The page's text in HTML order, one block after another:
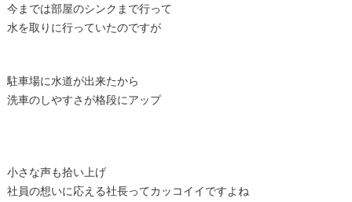
今までは部屋のシンクまで行って
水を取りに行っていたのですが
駐車場に水道が出来たから
洗車のしやすさが格段にアップ
小さな声も拾い上げ
社員の想いに応える社長ってカッコイイですよね